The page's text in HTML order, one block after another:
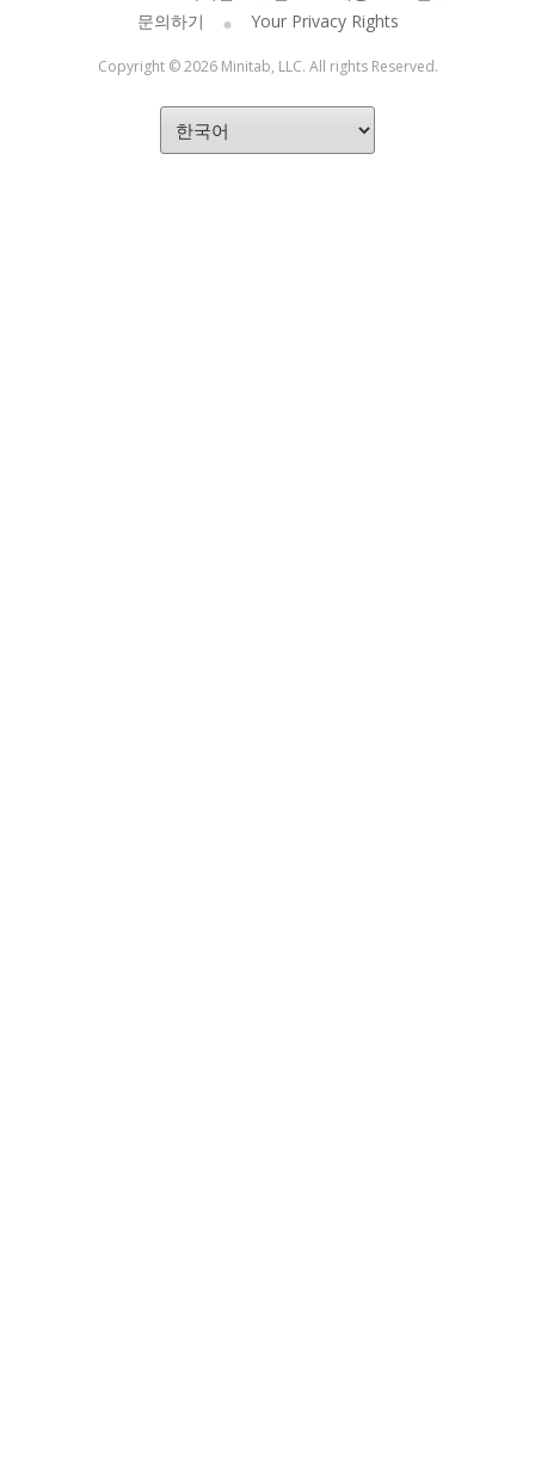
문의하기
Your Privacy Rights
Copyright © 2026 Minitab, LLC. All rights Reserved.